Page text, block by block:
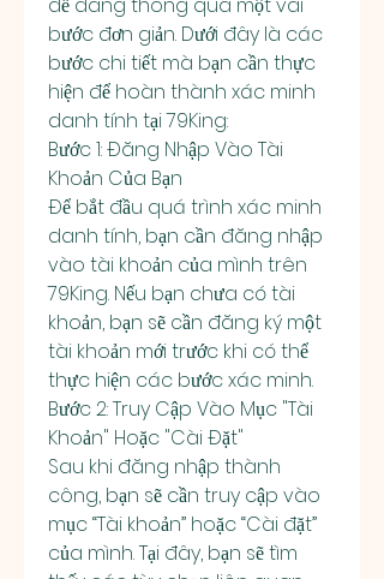
bước đơn giản. Dưới đây là các
bước chi tiết mà bạn cần thực
hiện để hoàn thành xác minh
danh tính tại 79King:
Bước 1: Đăng Nhập Vào Tài
Khoản Của Bạn
Để bắt đầu quá trình xác minh
danh tính, bạn cần đăng nhập
vào tài khoản của mình trên
79King. Nếu bạn chưa có tài
khoản, bạn sẽ cần đăng ký một
tài khoản mới trước khi có thể
thực hiện các bước xác minh.
Bước 2: Truy Cập Vào Mục "Tài
Khoản" Hoặc "Cài Đặt"
Sau khi đăng nhập thành
công, bạn sẽ cần truy cập vào
mục “Tài khoản” hoặc “Cài đặt”
của mình. Tại đây, bạn sẽ tìm